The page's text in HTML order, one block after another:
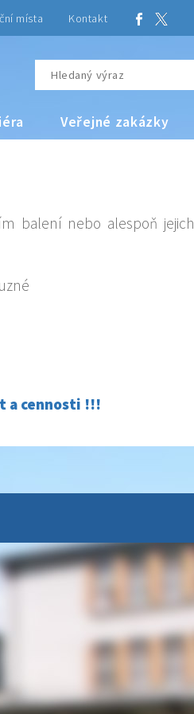
místa Kontakt
Veřejné zakázky
balení nebo alespoň jejich
a cennosti !!!